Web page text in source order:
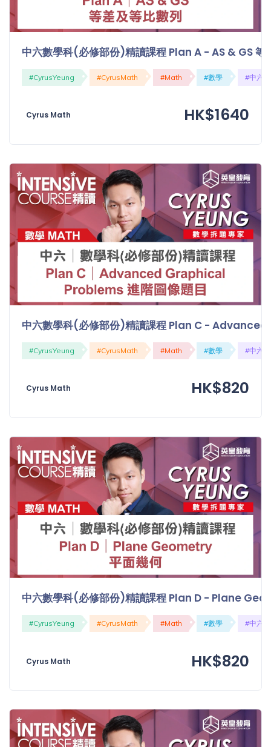
中六數學科(必修部份)精讀課程 Plan A - AS & GS 等
#CyrusYeung #CyrusMath #Math #數學 #中六
Cyrus Math HK$1640
中六數學科(必修部份)精讀課程 Plan C -
#CyrusYeung #CyrusMath #Math #數學 #中六
Cyrus Math HK$820
中六數學科(必修部份)精讀課程 Plan D - Plane
#CyrusYeung #CyrusMath #Math #數學 #中六
Cyrus Math HK$820